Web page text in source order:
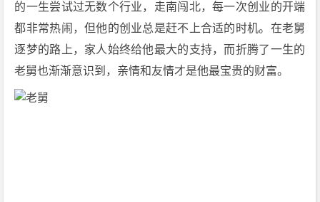
的一生尝试过无数个行业，走南闯北，每一次创业的开端
都非常热闹，但他的创业总是赶不上合适的时机。在老舅
逐梦的路上，家人始终给他最大的支持，而折腾了一生的
老舅也渐渐意识到，亲情和友情才是他最宝贵的财富。